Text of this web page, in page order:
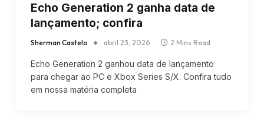
Echo Generation 2 ganha data de
lançamento; confira
Sherman Castelo abril 23, 2026 2 Mins Read
Echo Generation 2 ganhou data de lançamento
para chegar ao PC e Xbox Series S/X. Confira tudo
em nossa matéria completa